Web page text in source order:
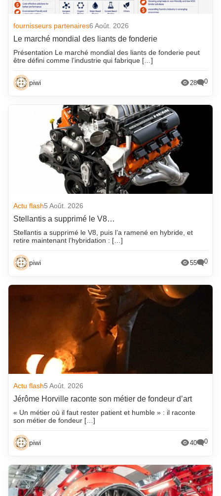
fournisseurs partenaires6 Août. 2026
Le marché mondial des liants de fonderie
Présentation Le marché mondial des liants de fonderie peut
être défini comme l’industrie qui fabrique […]
piwi 28 0
Actu flash5 Août. 2026
Stellantis a supprimé le V8…
Stellantis a supprimé le V8, puis l’a ramené en hybride, et
retire maintenant l’hybridation : […]
piwi 55 0
Actu flash5 Août. 2026
Jérôme Horville raconte son métier de fondeur d’art
« Un métier où il faut rester patient et humble » : il raconte
son métier de fondeur […]
piwi 40 0